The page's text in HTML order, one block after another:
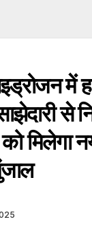
में
से
मिलेगा